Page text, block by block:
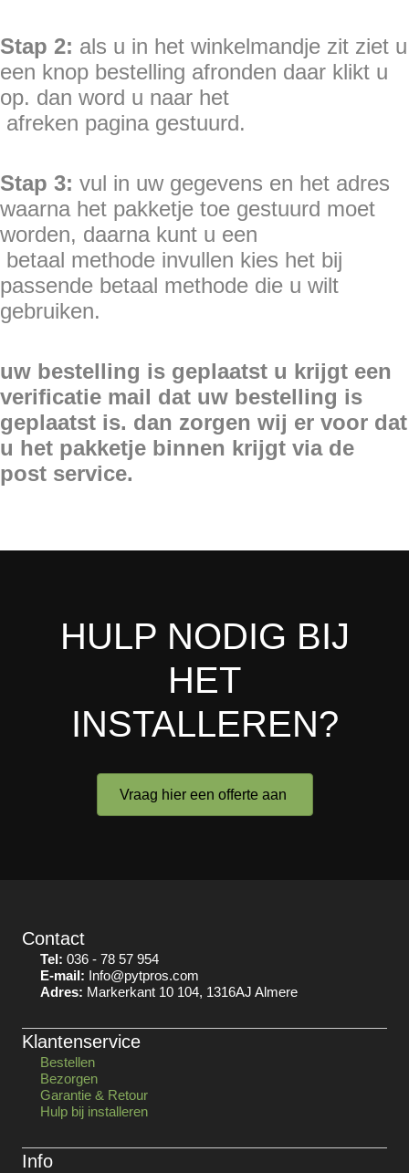
Stap 2: als u in het winkelmandje zit ziet u
een knop bestelling afronden daar klikt u
op. dan word u naar het
afreken pagina gestuurd.
Stap 3: vul in uw gegevens en het adres
waarna het pakketje toe gestuurd moet
worden, daarna kunt u een
betaal methode invullen kies het bij
passende betaal methode die u wilt
gebruiken.
uw bestelling is geplaatst u krijgt een
verificatie mail dat uw bestelling is
geplaatst is. dan zorgen wij er voor dat
u het pakketje binnen krijgt via de
post service.
HULP NODIG BIJ
HET
INSTALLEREN?
Vraag hier een offerte aan
Contact
Tel: 036 - 78 57 954
E-mail: Info@pytpros.com
Adres: Markerkant 10 104, 1316AJ Almere
Klantenservice
Bestellen
Bezorgen
Garantie & Retour
Hulp bij installeren
Info